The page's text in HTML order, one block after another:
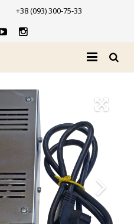
+38 (093) 300-75-33